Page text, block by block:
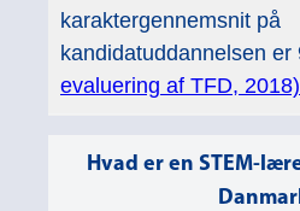
karaktergennemsnit på
kandidatuddannelsen er
evaluering af TFD,
Hvad er en STEM-